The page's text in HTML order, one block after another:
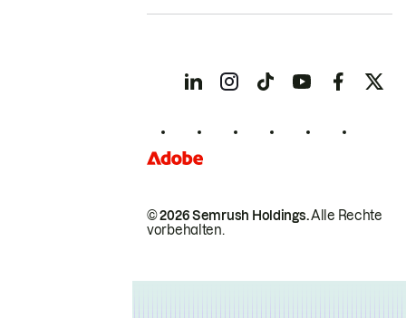
© 2026 Semrush Holdings.Alle Rechte
vorbehalten.